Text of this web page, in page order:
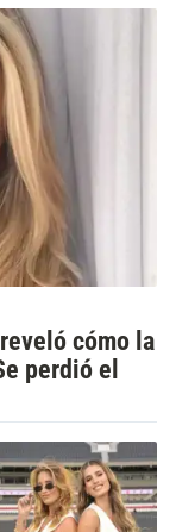
cómo la
perdió el